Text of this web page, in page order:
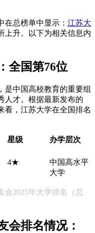
在总榜单中显示： 江苏大
上升。以下为相关信息内
全国第76位
是中国高校教育的重要组
人才。根据最新发布的
看，江苏大学在全国排名
星级 办学层次
4★
中国高水平
大学
会2025年大学排名（总
会排名情况：